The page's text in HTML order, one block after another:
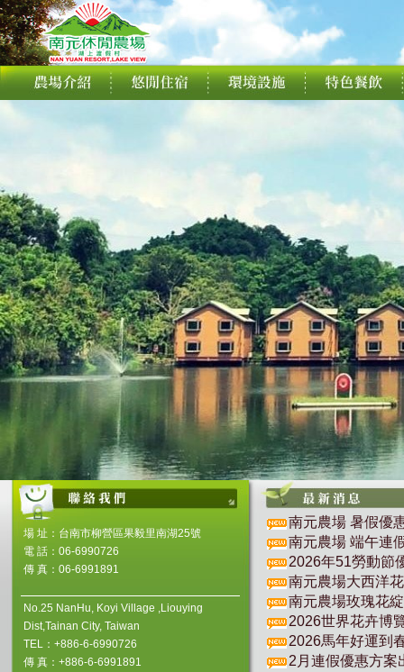
場 址：台南市柳營區果毅里南湖25號
電 話：06-6990726
傳 真：06-6991891
No.25 NanHu, Koyi Village ,Liouying
Dist,Tainan City, Taiwan
TEL：+886-6-6990726
傳 真：+886-6-6991891
南元農場 暑假
南元農場 端午
2026年51勞動節
南元農場大西洋
南元農場玫瑰花
2026世界花卉博
2026馬年好運到
2月連假優惠方案